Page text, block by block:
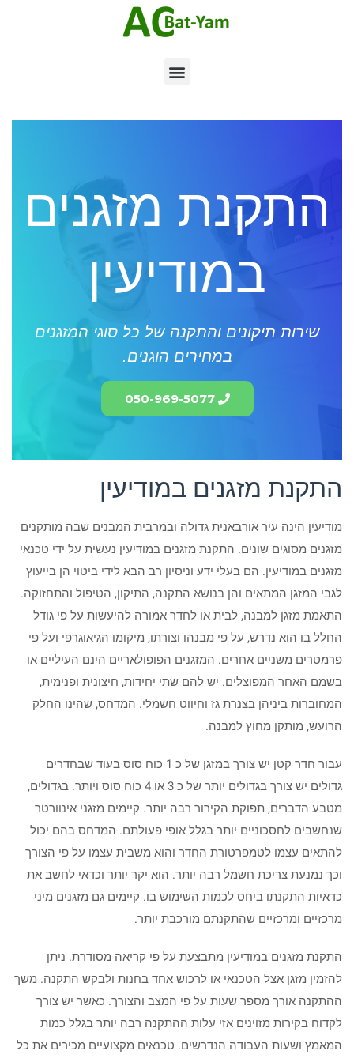
התקנת מזגנים
במודיעין
שירות תיקונים והתקנה של כל סוגי המזגנים
במחירים הוגנים.
050-969-5077
התקנת מזגנים במודיעין
מודיעין הינה עיר אורבאנית גדולה ובמרבית המבנים שבה מותקנים
מזגנים מסוגים שונים. התקנת מזגנים במודיעין נעשית על ידי טכנאי
מזגנים במודיעין. הם בעלי ידע וניסיון רב הבא לידי ביטוי הן בייעוץ
לגבי המזגן המתאים והן בנושא התקנה, התיקון, הטיפול והתחזוקה.
התאמת מזגן למבנה, לבית או לחדר אמורה להיעשות על פי גודל
החלל בו הוא נדרש, על פי מבנהו וצורתו, מיקומו הגיאוגרפי ועל פי
פרמטרים משניים אחרים. המזגנים הפופולאריים הינם העיליים או
בשמם האחר המפוצלים. יש להם שתי יחידות, חיצונית ופנימית,
המחוברות ביניהן בצנרת גז וחיווט חשמלי. המדחס, שהינו החלק
הרועש, מותקן מחוץ למבנה.
עבור חדר קטן יש צורך במזגן של כ 1 כוח סוס בעוד שבחדרים
גדולים יש צורך בגדולים יותר של כ 3 או 4 כוח סוס ויותר. בגדולים,
מטבע הדברים, תפוקת הקירור רבה יותר. קיימים מזגני אינוורטר
שנחשבים לחסכוניים יותר בגלל אופי פעולתם. המדחס בהם יכול
להתאים עצמו לטמפרטורת החדר והוא משבית עצמו על פי הצורך
וכך נמנעת צריכת חשמל רבה יותר. הוא יקר יותר וכדאי לחשב את
כדאיות התקנתו ביחס לכמות השימוש בו. קיימים גם מזגנים מיני
מרכזיים ומרכזיים שהתקנתם מורכבת יותר.
התקנת מזגנים במודיעין מתבצעת על פי קריאה מסודרת. ניתן
להזמין מזגן אצל הטכנאי או לרכוש אחד בחנות ולבקש התקנה. משך
ההתקנה אורך מספר שעות על פי המצב והצורך. כאשר יש צורך
לקדוח בקירות מזוינים אזי עלות ההתקנה רבה יותר בגלל כמות
המאמץ ושעות העבודה הנדרשים. טכנאים מקצועיים מכירים את כל